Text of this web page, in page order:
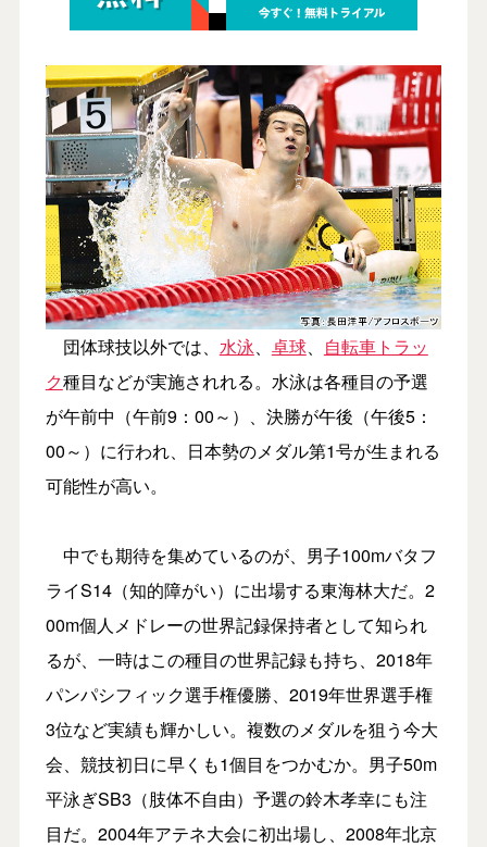
団体球技以外では、 水泳、 卓球、 自転車トラッ
ク種目などが実施されれる。水泳は各種目の予選
が午前中（午前9：00～）、決勝が午後（午後5：
00～）に行われ、日本勢のメダル第1号が生まれる
可能性が高い。
中でも期待を集めているのが、男子100mバタフ
ライS14（知的障がい）に出場する東海林大だ。2
00m個人メドレーの世界記録保持者として知られ
るが、一時はこの種目の世界記録も持ち、2018年
パンパシフィック選手権優勝、2019年世界選手権
3位など実績も輝かしい。複数のメダルを狙う今大
会、競技初日に早くも1個目をつかむか。男子50m
平泳ぎSB3（肢体不自由）予選の鈴木孝幸にも注
目だ。2004年アテネ大会に初出場し、2008年北京